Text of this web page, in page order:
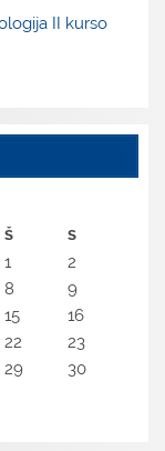
II kurso
Š S
1
2
8
9
15
16
22
23
29
30